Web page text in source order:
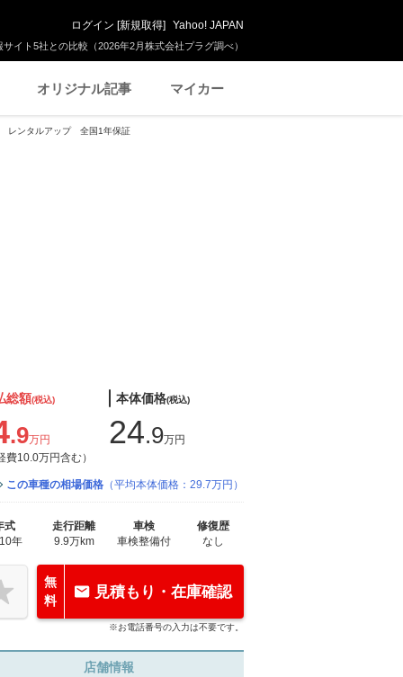
イト5社との比較（2026年2月株式会社プラグ調べ）
ログイン [新規取得] Yahoo! JAPAN
オリジナル記事 マイカー
レンタルアップ 全国1年保証
総額(税込)
.9万円
費10.0万円含む）
本体価格(税込)
24.9万円
この車種の相場価格 （平均本体価格：29.7万円）
式
年
走行距離
9.9万km
車検
車検整備付
修復歴
なし
無
料
見積もり・在庫確認
※お電話番号の入力は不要です。
店舗情報